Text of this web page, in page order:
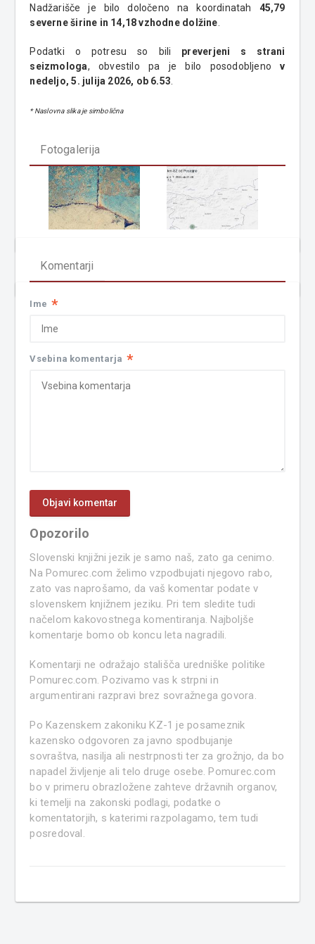
Nadžarišče je bilo določeno na koordinatah 45,79
severne širine in 14,18 vzhodne dolžine
Podatki o potresu so bili preverjeni s strani
seizmologa, obvestilo pa je bilo posodobljenov
nedeljo, 5. julija 2026, ob 6.53
* Naslovna slika je simbolična
Fotogalerija
Komentarji
Ime *
Vsebina komentarja *
Opozorilo
Slovenski knjižni jezik je samo naš, zato ga cenimo.
Na Pomurec.com želimo vzpodbujati njegovo rabo,
zato vas naprošamo, da vaš komentar podate v
slovenskem knjižnem jeziku. Pri tem sledite tudi
načelom kakovostnega komentiranja. Najboljše
komentarje bomo ob koncu leta nagradili.
Komentarji ne odražajo stališča uredniške politike
Pomurec.com. Pozivamo vas k strpni in
argumentirani razpravi brez sovražnega govora.
Po Kazenskem zakoniku KZ-1 je posameznik
kazensko odgovoren za javno spodbujanje
sovraštva, nasilja ali nestrpnosti ter za grožnjo, da bo
napadel življenje ali telo druge osebe. Pomurec.com
bo v primeru obrazložene zahteve državnih organov,
ki temelji na zakonski podlagi, podatke o
komentatorjih, s katerimi razpolagamo, tem tudi
posredoval.